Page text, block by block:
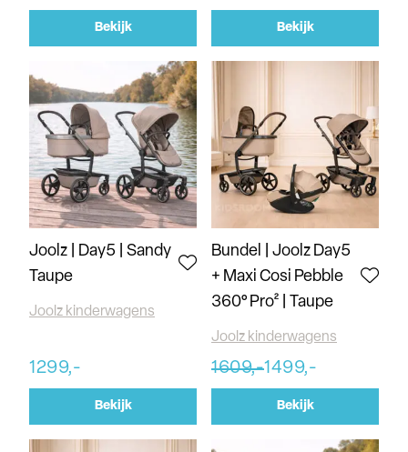
Bekijk Bekijk
Joolz | Day5 | Sandy
Taupe
Joolz kinderwagens
1299,-
Bekijk
Bundel | Joolz Day5
+ Maxi Cosi Pebble
360° Pro² | Taupe
Joolz kinderwagens
1609,-1499,-
Bekijk